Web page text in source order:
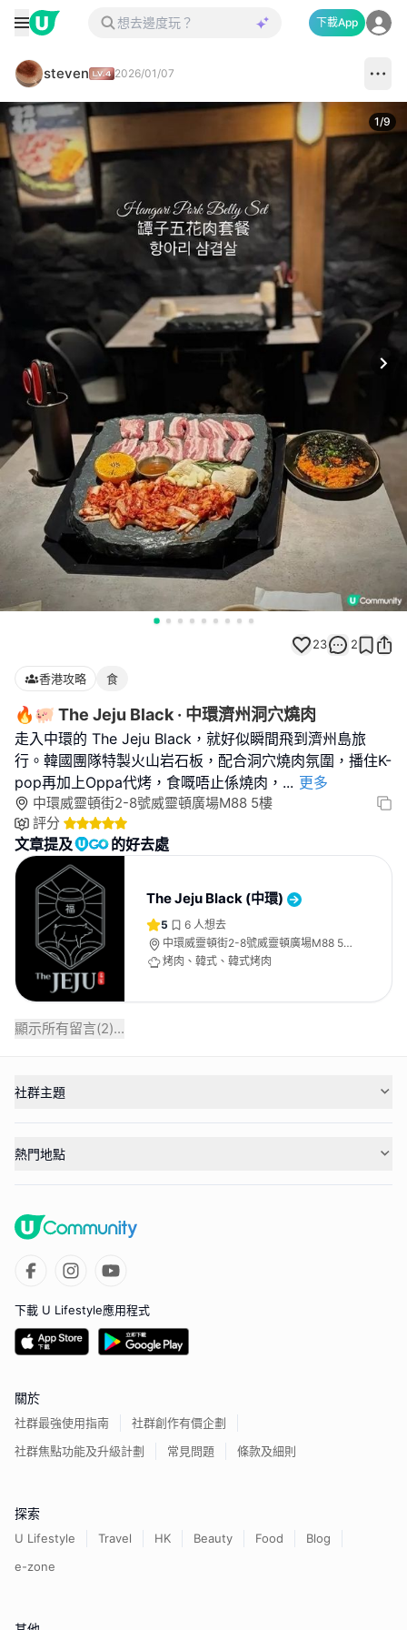
下載App
steven 2026/01/07
1/9
23 2
香港攻略 食
🔥🐖 The Jeju Black · 中環濟州洞穴燒肉
走入中環的 The Jeju Black，就好似瞬間飛到濟州島旅
行。韓國團隊特製火山岩石板，配合洞穴燒肉氛圍，播住K-
pop再加上Oppa代烤，食嘅唔止係燒肉， ... 更多
中環威靈頓街2-8號威靈頓廣場M88 5樓
評分
文章提及 的好去處
The Jeju Black (中環)
5 6 人想去
中環威靈頓街2-8號威靈頓廣場M88 5
樓
烤肉、韓式、韓式烤肉
顯示所有留言(2)...
社群主題
熱門地點
下載 U Lifestyle應用程式
關於
社群最強使用指南
社群創作有價企劃
社群焦點功能及升級計劃
常見問題 條款及細則
探索
U Lifestyle Travel HK Beauty Food
Blog
e-zone